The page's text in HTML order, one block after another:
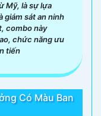
Mỹ, là sự lựa
giám sát an ninh
combo này
chức năng ưu
tiến
Có Màu Ban